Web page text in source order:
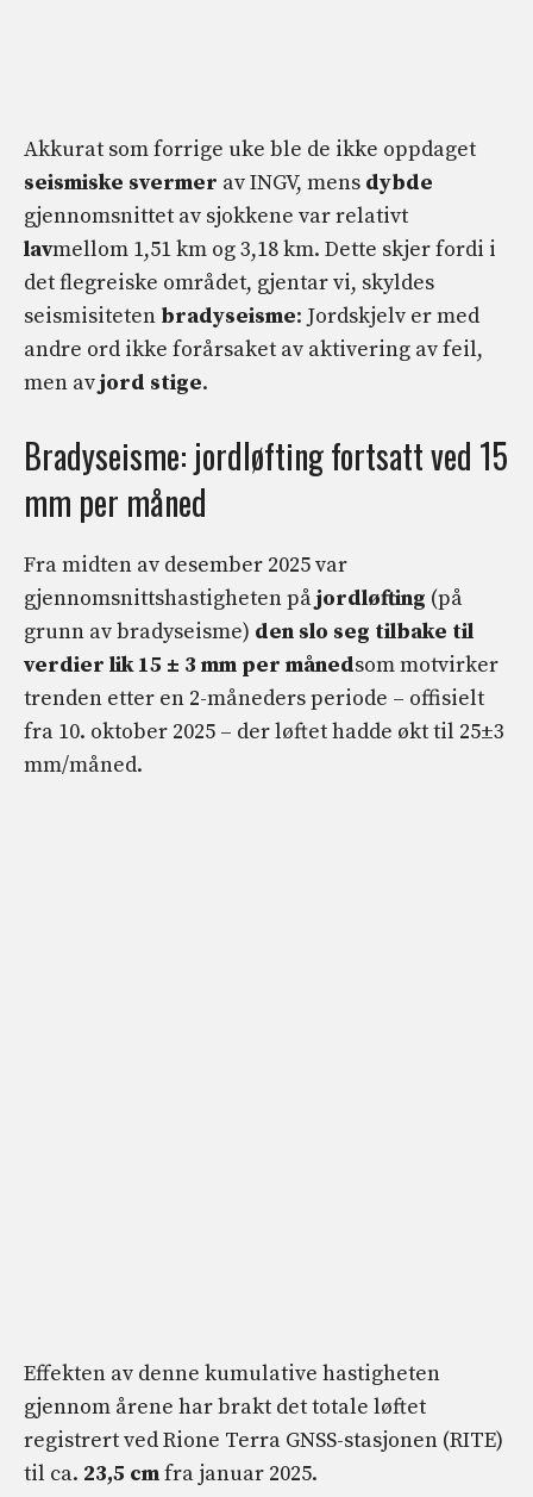
Akkurat som forrige uke ble de ikke oppdaget
seismiske svermer av INGV, mens dybde
gjennomsnittet av sjokkene var relativt
lavmellom 1,51 km og 3,18 km. Dette skjer fordi i
det flegreiske området, gjentar vi, skyldes
seismisiteten bradyseisme: Jordskjelv er med
andre ord ikke forårsaket av aktivering av feil,
men avjord stige.
Bradyseisme: jordløfting fortsatt ved 15
mm per måned
Fra midten av desember 2025 var
gjennomsnittshastigheten påjordløfting (på
grunn av bradyseisme) den slo seg tilbake til
verdier lik 15 ± 3 mm per månedsom motvirker
trenden etter en 2-måneders periode – offisielt
fra 10. oktober 2025 – der løftet hadde økt til 25±3
mm/måned.
Effekten av denne kumulative hastigheten
gjennom årene har brakt det totale løftet
registrert ved Rione Terra GNSS-stasjonen (RITE)
til ca. 23,5 cmfra januar 2025.